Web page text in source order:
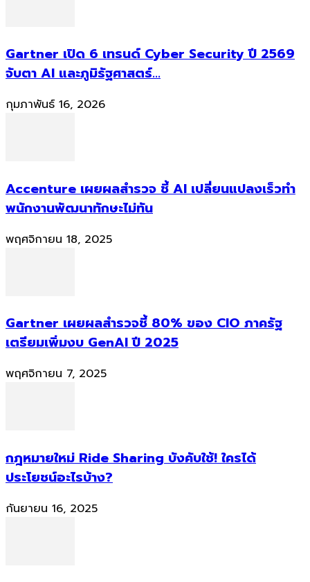
Gartner เปิด 6 เทรนด์ Cyber Security ปี 2569
จับตา AI และภูมิรัฐศาสตร์...
กุมภาพันธ์ 16, 2026
Accenture เผยผลสำรวจ ชี้ AI เปลี่ยนแปลงเร็วทำ
พนักงานพัฒนาทักษะไม่ทัน
พฤศจิกายน 18, 2025
Gartner เผยผลสำรวจชี้ 80% ของ CIO ภาครัฐ
เตรียมเพิ่มงบ GenAI ปี 2025
พฤศจิกายน 7, 2025
กฎหมายใหม่ Ride Sharing บังคับใช้! ใครได้
ประโยชน์อะไรบ้าง?
กันยายน 16, 2025